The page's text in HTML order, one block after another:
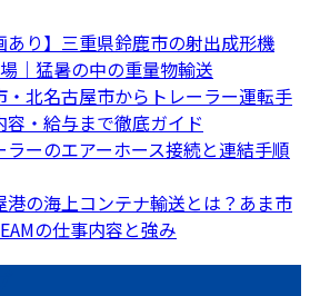
あり】三重県鈴鹿市の射出成形機
｜猛暑の中の重量物輸送
・北名古屋市からトレーラー運転手
・給与まで徹底ガイド
ラーのエアーホース接続と連結手順
港の海上コンテナ輸送とは？あま市
の仕事内容と強み